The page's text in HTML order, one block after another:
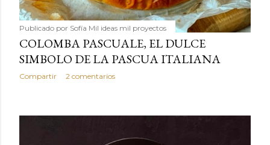
Publicado por Sofía Mil ideas mil proyectos
COLOMBA PASCUALE, EL DULCE
SIMBOLO DE LA PASCUA ITALIANA
Compartir 2 comentarios